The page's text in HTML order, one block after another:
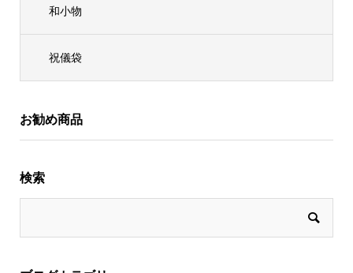
和小物
祝儀袋
お勧め商品
検索